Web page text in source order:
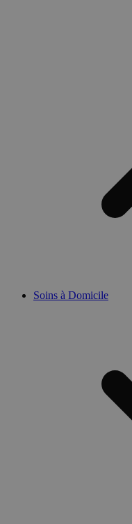
Soins à Domicile